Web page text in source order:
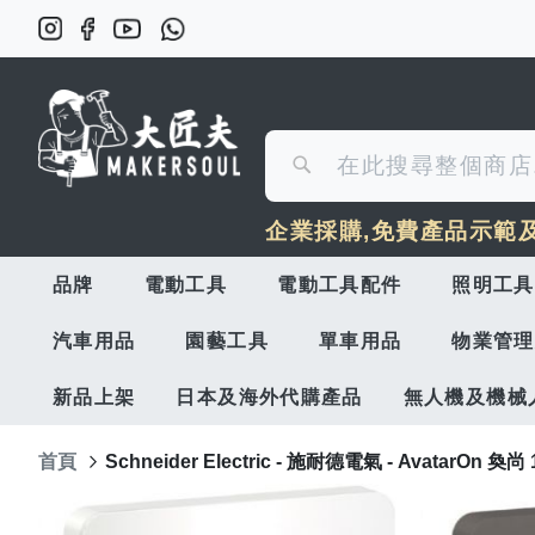
尋
搜
尋
企業採購,免費產品示範
品牌 電動工具 電動工具配件 照明工具
汽車用品 園藝工具 單車用品 物業管
新品上架 日本及海外代購產品 無人機及機械
首頁 Schneider Electric - 施耐德電氣 - AvatarOn 奐